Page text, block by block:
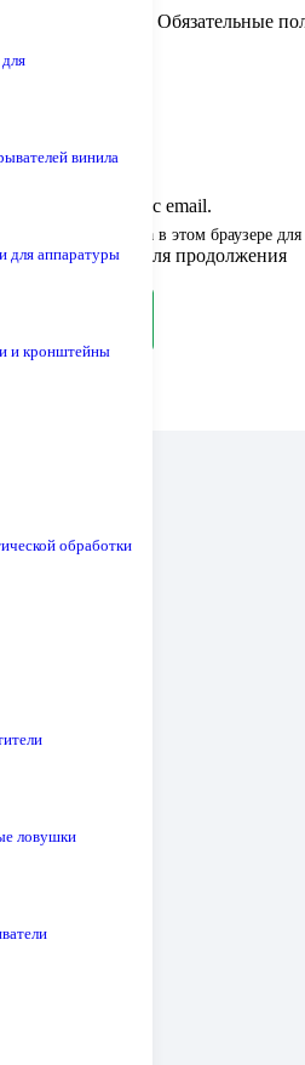
винила
для аппаратуры
и кронштейны
обработки
ловушки
опубликован. Обязательные
корректный адрес email.
email и адрес сайта в этом браузере
с условиями для продолжения
10к1